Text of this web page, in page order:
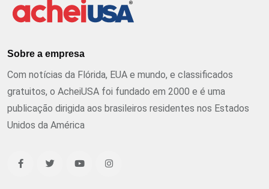
Sobre a empresa
Com notícias da Flórida, EUA e mundo, e classificados
gratuitos, o AcheiUSA foi fundado em 2000 e é uma
publicação dirigida aos brasileiros residentes nos Estados
Unidos da América